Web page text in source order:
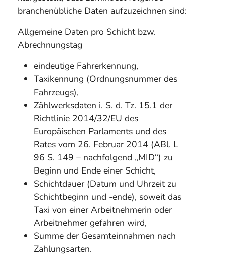
branchenübliche Daten aufzuzeichnen sind:
Allgemeine Daten pro Schicht bzw.
Abrechnungstag
eindeutige Fahrerkennung,
Taxikennung (Ordnungsnummer des
Fahrzeugs),
Zählwerksdaten i. S. d. Tz. 15.1 der
Richtlinie 2014/32/EU des
Europäischen Parlaments und des
Rates vom 26. Februar 2014 (ABl. L
96 S. 149 – nachfolgend „MID“) zu
Beginn und Ende einer Schicht,
Schichtdauer (Datum und Uhrzeit zu
Schichtbeginn und -ende), soweit das
Taxi von einer Arbeitnehmerin oder
Arbeitnehmer gefahren wird,
Summe der Gesamteinnahmen nach
Zahlungsarten.